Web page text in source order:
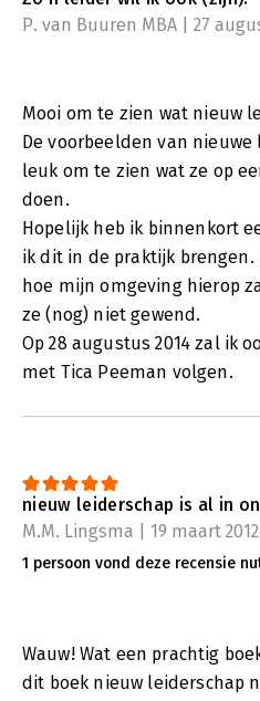
P. van Buuren MBA | 27
Mooi om te zien wat nieuw
De voorbeelden van
leuk om te zien wat ze op
doen.
Hopelijk heb ik binnenkort
ik dit in de praktijk
hoe mijn omgeving hierop
ze (nog) niet gewend.
Op 28 augustus 2014 zal ik
met Tica Peeman volgen.
nieuw leiderschap is al in
M.M. Lingsma | 19 maart 2012
1 persoon vond deze recensie
Wauw! Wat een prachtig
dit boek nieuw leiderschap